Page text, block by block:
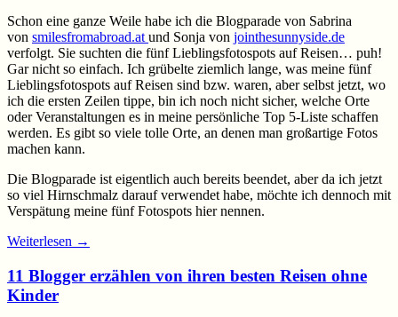
Schon eine ganze Weile habe ich die Blogparade von Sabrina
von smilesfromabroad.at und Sonja von jointhesunnyside.de
verfolgt. Sie suchten die fünf Lieblingsfotospots auf Reisen… puh!
Gar nicht so einfach. Ich grübelte ziemlich lange, was meine fünf
Lieblingsfotospots auf Reisen sind bzw. waren, aber selbst jetzt, wo
ich die ersten Zeilen tippe, bin ich noch nicht sicher, welche Orte
oder Veranstaltungen es in meine persönliche Top 5-Liste schaffen
werden. Es gibt so viele tolle Orte, an denen man großartige Fotos
machen kann.
Die Blogparade ist eigentlich auch bereits beendet, aber da ich jetzt
so viel Hirnschmalz darauf verwendet habe, möchte ich dennoch mit
Verspätung meine fünf Fotospots hier nennen.
Weiterlesen →
11 Blogger erzählen von ihren besten Reisen ohne
Kinder